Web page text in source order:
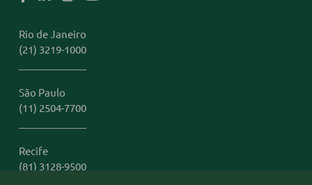
Rio de Janeiro
(21) 3219-1000
São Paulo
(11) 2504-7700
Recife
(81) 3128-9500